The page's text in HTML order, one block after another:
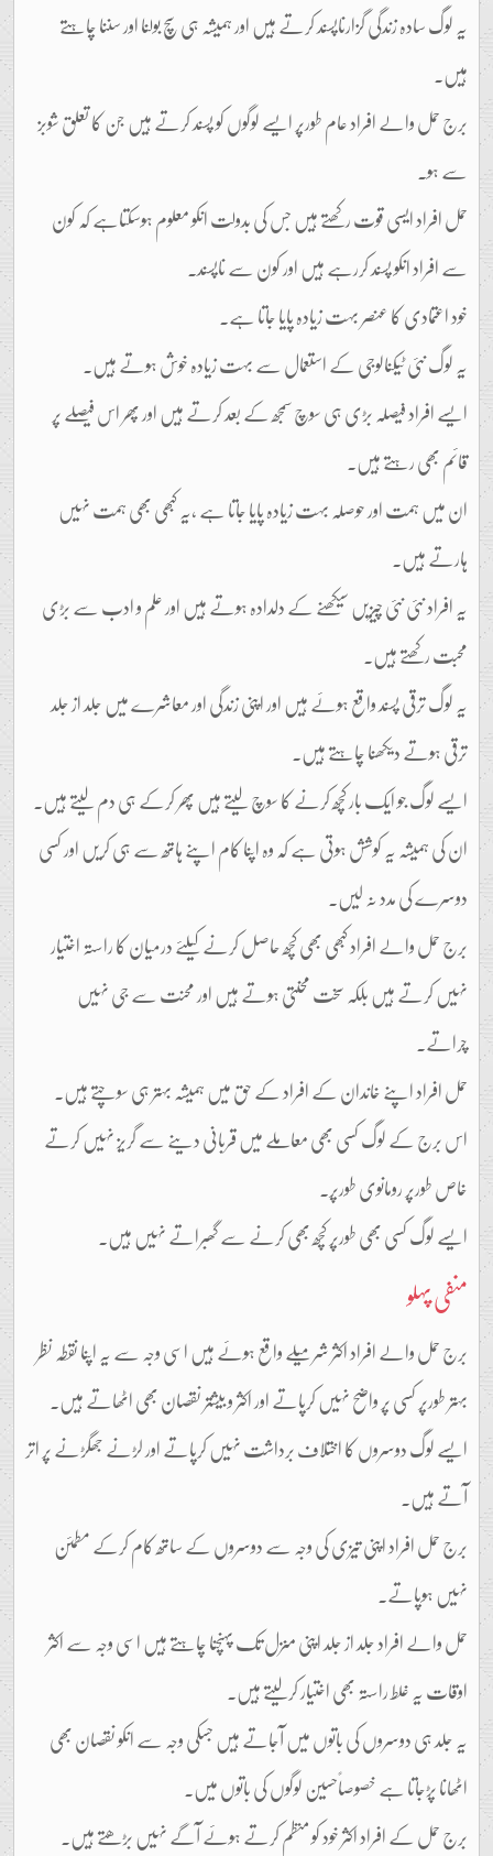
یہ لوگ سادہ زندگی گزارناپسند کرتے ہیں اور ہمیشہ ہی سچ بولنا اور سننا چاہتے
ہیں۔
برج حمل والے افراد عام طورپر ایسے لوگوں کو پسند کرتے ہیں جن کا تعلق شوبز
سے ہو۔
حمل افراد ایسی قوت رکھتے ہیں جس کی بدولت انکو معلوم ہوسکتاہے کہ کون
سے افراد انکو پسند کررہے ہیں اور کون سے ناپسند۔
خود اعتمادی کا عنصر بہت زیادہ پایا جاتا ہے۔
یہ لوگ نئی ٹیکنالوجی کے استعمال سے بہت زیادہ خوش ہوتے ہیں۔
ایسے افراد فیصلہ بڑی ہی سوچ سمجھ کے بعد کرتے ہیں اور پھر اس فیصلے پر
قائم بھی رہتے ہیں۔
ان میں ہمت اور حوصلہ بہت زیادہ پایا جاتا ہے ،یہ کبھی بھی ہمت نہیں
ہارتے ہیں۔
یہ افراد نئی نئی چیزیں سیکھنے کے دلدادہ ہوتے ہیں اور علم و ادب سے بڑی
محبت رکھتے ہیں۔
یہ لوگ ترقی پسند واقع ہوئے ہیں اور اپنی زندگی اور معاشرے میں جلد از جلد
ترقی ہوتے دیکھنا چاہتے ہیں۔
ایسے لوگ جو ایک بار کچھ کرنے کا سوچ لیتے ہیں پھر کرکے ہی دم لیتے ہیں۔
ان کی ہمیشہ یہ کوشش ہوتی ہے کہ وہ اپنا کام اپنے ہاتھ سے ہی کریں اور کسی
دوسرے کی مدد نہ لیں۔
برج حمل والے افراد کبھی بھی کچھ حاصل کرنے کیلئے درمیان کا راستہ اختیار
نہیں کرتے ہیں بلکہ سخت محنتی ہوتے ہیں اور محنت سے جی نہیں
چراتے۔
حمل افراد اپنے خاندان کے افراد کے حق میں ہمیشہ بہتر ہی سوچتے ہیں۔
اس برج کے لوگ کسی بھی معاملے میں قربانی دینے سے گریز نہیں کرتے
خاص طورپر رومانوی طورپر۔
ایسے لوگ کسی بھی طورپر کچھ بھی کرنے سے گھبراتے نہیں ہیں۔
منفی پہلو
برج حمل والے افراد اکثر شرمیلے واقع ہوئے ہیں اسی وجہ سے یہ اپنا نقطہ نظر
بہتر طورپر کسی پر واضح نہیں کرپاتے اور اکثر و بیشتر نقصان بھی اٹھاتے ہیں۔
ایسے لوگ دوسروں کا اختلاف برداشت نہیں کرپاتے اور لڑنے جھگڑنے پر اتر
آتے ہیں۔
برج حمل افراد اپنی تیزی کی وجہ سے دوسروں کے ساتھ کام کرکے مطمئن
نہیں ہوپاتے۔
حمل والے افراد جلد از جلد اپنی منزل تک پہنچنا چاہتے ہیں اسی وجہ سے اکثر
اوقات یہ غلط راستہ بھی اختیار کرلیتے ہیں۔
یہ جلد ہی دوسروں کی باتوں میں آجاتے ہیں جسکی وجہ سے انکو نقصان بھی
اٹھانا پڑجاتا ہے خصوصاًحسین لوگوں کی باتوں میں۔
برج حمل کے افراد اکثر خود کو منظم کرتے ہوئے آگے نہیں بڑھتے ہیں۔